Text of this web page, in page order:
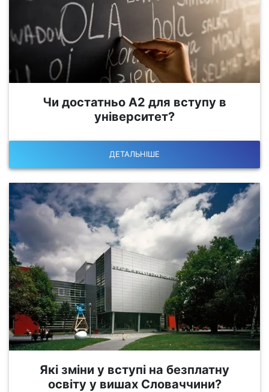
Чи достатньо А2 для вступу в
університет?
ДЕТАЛЬНІШЕ
Які зміни у вступі на безплатну
освіту у вишах Словаччини?